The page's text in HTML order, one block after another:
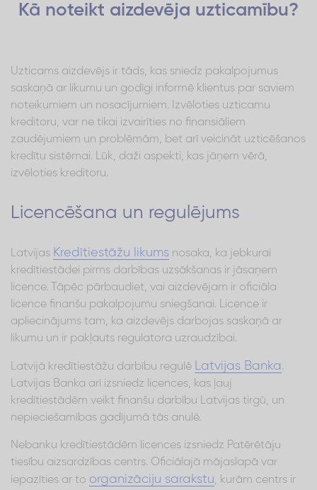
Kā noteikt aizdevēja uzticamību?
Uzticams aizdevējs ir tāds, kas sniedz pakalpojumus
saskaņā ar likumu un godīgi informē klientus par saviem
noteikumiem un nosacījumiem. Izvēloties uzticamu
kreditoru, var ne tikai izvairīties no finansiāliem
zaudējumiem un problēmām, bet arī veicināt uzticēšanos
kredītu sistēmai. Lūk, daži aspekti, kas jāņem vērā,
izvēloties kreditoru.
Licencēšana un regulējums
Latvijas Kredītiestāžu likums nosaka, ka jebkurai
kredītiestādei pirms darbības uzsākšanas ir jāsaņem
licence. Tāpēc pārbaudiet, vai aizdevējam ir oficiāla
licence finanšu pakalpojumu sniegšanai. Licence ir
apliecinājums tam, ka aizdevējs darbojas saskaņā ar
likumu un ir pakļauts regulatora uzraudzībai.
Latvijā kredītiestāžu darbību regulē Latvijas Banka.
Latvijas Banka arī izsniedz licences, kas ļauj
kredītiestādēm veikt finanšu darbību Latvijas tirgū, un
nepieciešamības gadījumā tās anulē.
Nebanku kredītiestādēm licences izsniedz Patērētāju
tiesību aizsardzības centrs. Oficiālajā mājaslapā var
iepazīties ar to organizāciju sarakstu, kurām centrs ir